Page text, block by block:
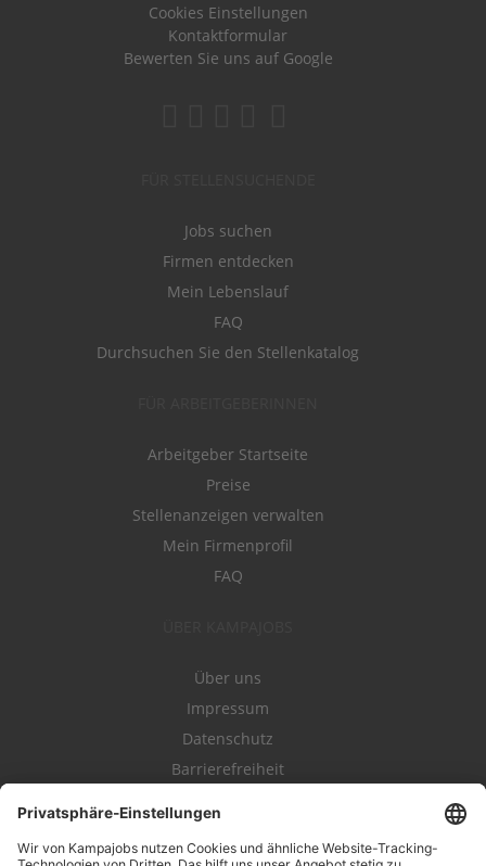
Cookies Einstellungen
Kontaktformular
Bewerten Sie uns auf Google
Jobs suchen
Firmen entdecken
Mein Lebenslauf
FAQ
Durchsuchen Sie den Stellenkatalog
Arbeitgeber Startseite
Preise
Stellenanzeigen verwalten
Mein Firmenprofil
FAQ
Über uns
Impressum
Datenschutz
Barrierefreiheit
Kampahire